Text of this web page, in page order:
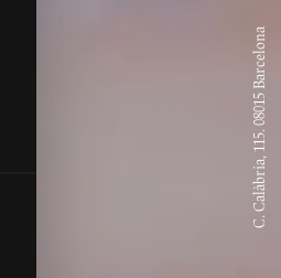
C. Calàbria, 115. 08015 Barcelona